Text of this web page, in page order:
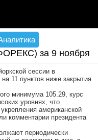
за 9 ноября
сессии в
11 пунктов ниже закрытия
минимума 105.29, курс
уровнях, что
американской
комментарии президента
периодически